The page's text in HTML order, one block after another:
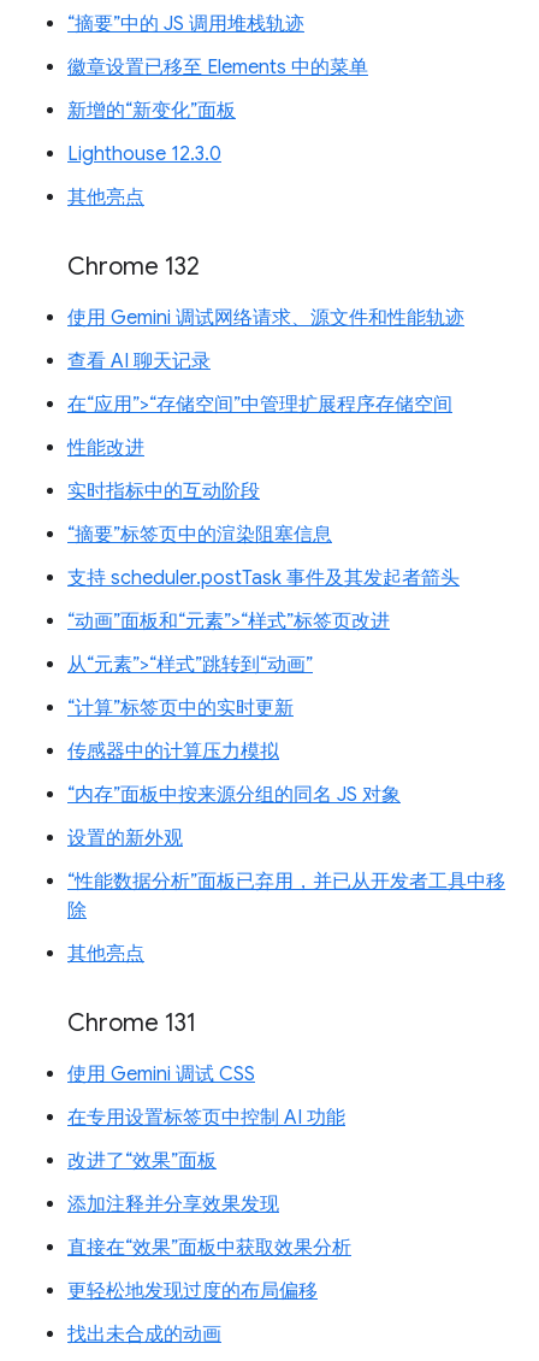
“摘要”中的 JS 调用堆栈轨迹
徽章设置已移至 Elements 中的菜单
新增的“新变化”面板
Lighthouse 12.3.0
其他亮点
Chrome 132
使用 Gemini 调试网络请求、源文件和性能轨迹
查看 AI 聊天记录
在“应用”>“存储空间”中管理扩展程序存储空间
性能改进
实时指标中的互动阶段
“摘要”标签页中的渲染阻塞信息
支持 scheduler.postTask 事件及其发起者箭头
“动画”面板和“元素”>“样式”标签页改进
从“元素”>“样式”跳转到“动画”
“计算”标签页中的实时更新
传感器中的计算压力模拟
“内存”面板中按来源分组的同名 JS 对象
设置的新外观
“性能数据分析”面板已弃用，并已从开发者工具中移
除
其他亮点
Chrome 131
使用 Gemini 调试 CSS
在专用设置标签页中控制 AI 功能
改进了“效果”面板
添加注释并分享效果发现
直接在“效果”面板中获取效果分析
更轻松地发现过度的布局偏移
找出未合成的动画